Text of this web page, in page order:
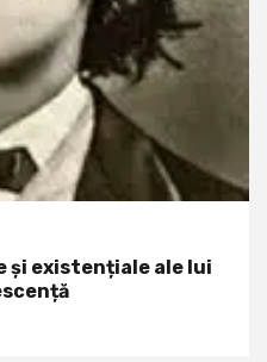
existențiale ale lui